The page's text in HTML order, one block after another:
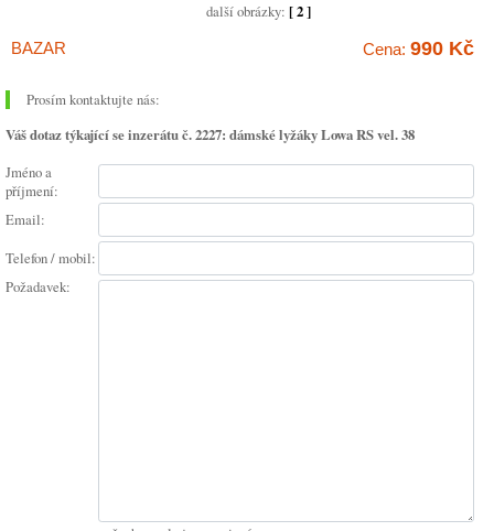
další obrázky: [ 2 ]
BAZAR Cena: 990 Kč
Prosím kontaktujte nás:
Váš dotaz týkající se inzerátu č. 2227: dámské lyžáky Lowa RS vel. 38
Jméno a
příjmení:
Email:
Telefon / mobil:
Požadavek: